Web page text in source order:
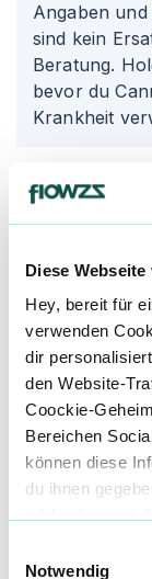
Diese
Hey, bereit für
verwenden
dir
den Website-
Coockie-
Bereichen
können diese
du ihnen
Notwendig
Angaben
sind kein
Beratung.
bevor du
Krankheit
Mach
Alle
aktualisiert!
und